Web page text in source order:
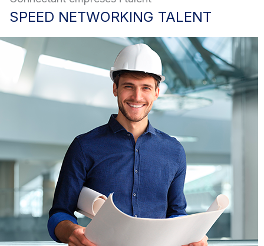
SPEED NETWORKING TALENT